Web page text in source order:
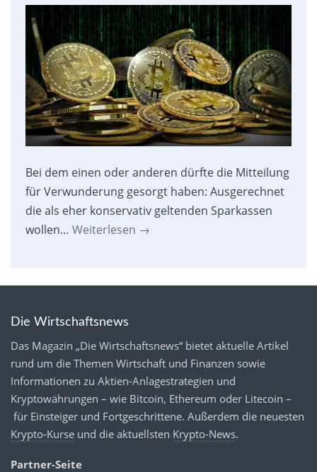
Bei dem einen oder anderen dürfte die Mitteilung
für Verwunderung gesorgt haben: Ausgerechnet
die als eher konservativ geltenden Sparkassen
wollen… Weiterlesen →
Die Wirtschaftsnews
Das Magazin „Die Wirtschaftsnews“ bietet aktuelle Artikel
rund um die Themen Wirtschaft und Finanzen sowie
Informationen zu Aktien-Anlagestrategien und
Kryptowährungen – wie Bitcoin, Ethereum oder Litecoin –
für Einsteiger und Fortgeschrittene. Außerdem die neuesten
Krypto-Kurse und die aktuellsten Krypto-News.
Partner-Seite